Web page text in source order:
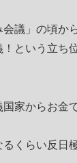
議」の頃か
！という立ち
国家からお金
くらい反日